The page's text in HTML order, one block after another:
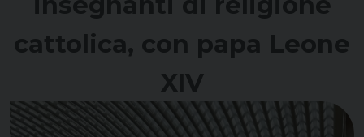
cattolica, con papa Leone
XIV